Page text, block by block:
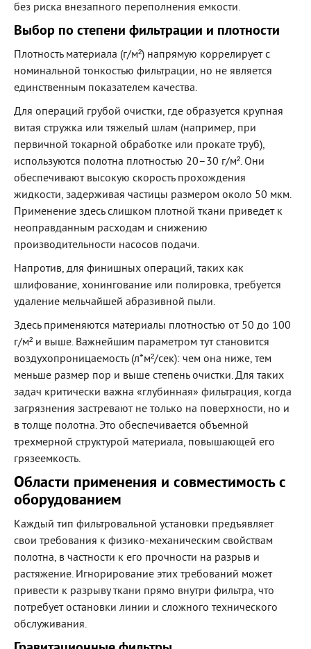
без риска внезапного переполнения емкости.
Выбор по степени фильтрации и плотности
Плотность материала (г/м²) напрямую коррелирует с
номинальной тонкостью фильтрации, но не является
единственным показателем качества.
Для операций грубой очистки, где образуется крупная
витая стружка или тяжелый шлам (например, при
первичной токарной обработке или прокате труб),
используются полотна плотностью 20–30 г/м². Они
обеспечивают высокую скорость прохождения
жидкости, задерживая частицы размером около 50 мкм.
Применение здесь слишком плотной ткани приведет к
неоправданным расходам и снижению
производительности насосов подачи.
Напротив, для финишных операций, таких как
шлифование, хонингование или полировка, требуется
удаление мельчайшей абразивной пыли.
Здесь применяются материалы плотностью от 50 до 100
г/м² и выше. Важнейшим параметром тут становится
воздухопроницаемость (л*м²/сек): чем она ниже, тем
меньше размер пор и выше степень очистки. Для таких
задач критически важна «глубинная» фильтрация, когда
загрязнения застревают не только на поверхности, но и
в толще полотна. Это обеспечивается объемной
трехмерной структурой материала, повышающей его
грязеемкость.
Области применения и совместимость с
оборудованием
Каждый тип фильтровальной установки предъявляет
свои требования к физико-механическим свойствам
полотна, в частности к его прочности на разрыв и
растяжение. Игнорирование этих требований может
привести к разрыву ткани прямо внутри фильтра, что
потребует остановки линии и сложного технического
обслуживания.